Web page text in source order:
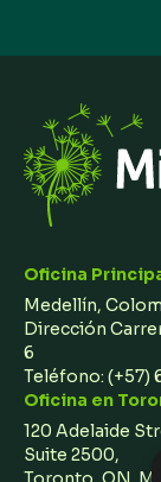
Oficina
Medellín,
Dirección
6
Teléfono: (+57)
Oficina en
120 Adelaide
Suite 2500,